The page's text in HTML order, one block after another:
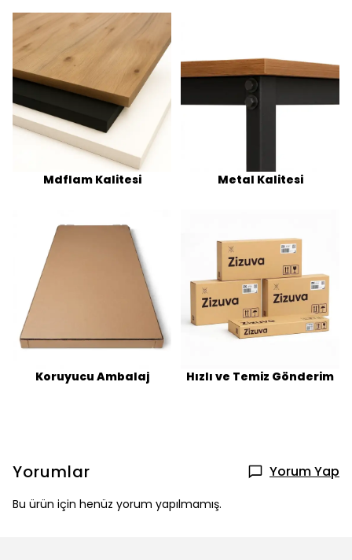
Mdflam Kalitesi Metal Kalitesi
Koruyucu Ambalaj Hızlı ve Temiz Gönderim
Yorumlar Yorum Yap
Bu ürün için henüz yorum yapılmamış.